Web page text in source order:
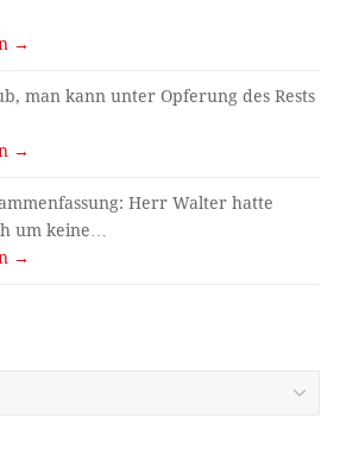
→
man kann unter Opferung des Rests
→
Herr Walter hatte
um keine…
→